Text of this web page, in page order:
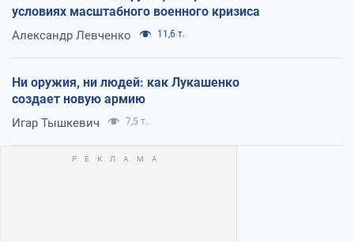
условиях масштабного военного кризиса
Александр Левченко 11,6 т.
Ни оружия, ни людей: как Лукашенко
создает новую армию
Игар Тышкевич 7,5 т.